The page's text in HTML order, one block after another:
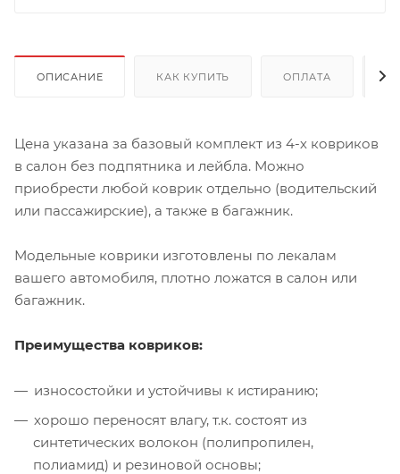
ОПИСАНИЕ КАК КУПИТЬ ОПЛАТА
Цена указана за базовый комплект из 4-х ковриков
в салон без подпятника и лейбла. Можно
приобрести любой коврик отдельно (водительский
или пассажирские), а также в багажник.
Модельные коврики изготовлены по лекалам
вашего автомобиля, плотно ложатся в салон или
багажник.
Преимущества ковриков:
износостойки и устойчивы к истиранию;
хорошо переносят влагу, т.к. состоят из
синтетических волокон (полипропилен,
полиамид) и резиновой основы;